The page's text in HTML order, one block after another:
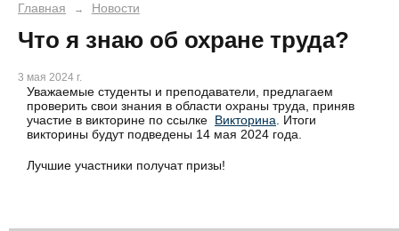
Главная → Новости
Что я знаю об охране труда?
3 мая 2024 г.
Уважаемые студенты и преподаватели, предлагаем
проверить свои знания в области охраны труда, приняв
участие в викторине по ссылке Викторина. Итоги
викторины будут подведены 14 мая 2024 года.
Лучшие участники получат призы!